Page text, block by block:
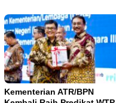
Kementerian ATR/BPN